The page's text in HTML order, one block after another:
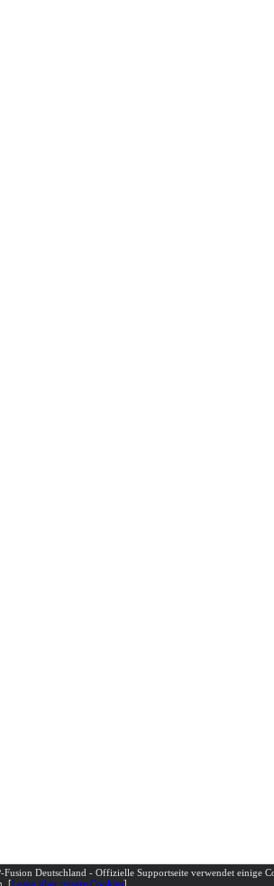
Fusion Deutschland - Offizielle Supportseite verwendet einige
[Lesen über unsere Cookies].